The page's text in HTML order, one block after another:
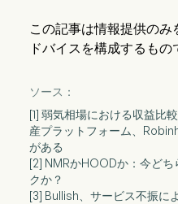
この記事は情報提供の
ドバイスを構成するもの
ソース：
[1] 弱気相場における収益比
産プラットフォーム、
がある
[2] NMRかHOODか：今ど
クか？
[3] Bullish、サービス不振に